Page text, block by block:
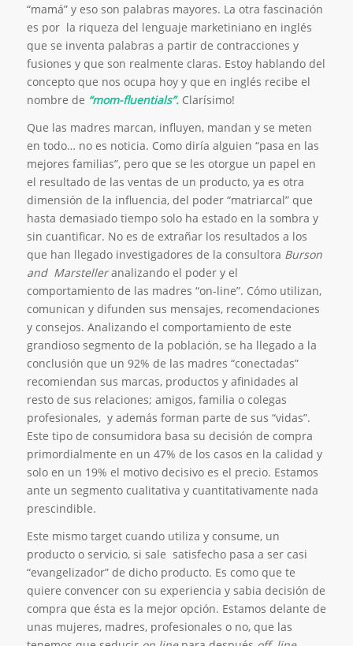
“mamá” y eso son palabras mayores. La otra fascinación
es por la riqueza del lenguaje marketiniano en inglés
que se inventa palabras a partir de contracciones y
fusiones y que son realmente claras. Estoy hablando del
concepto que nos ocupa hoy y que en inglés recibe el
nombre de “mom-fluentials”.Clarísimo!
Que las madres marcan, influyen, mandan y se meten
en todo… no es noticia. Como diría alguien “pasa en las
mejores familias”, pero que se les otorgue un papel en
el resultado de las ventas de un producto, ya es otra
dimensión de la influencia, del poder “matriarcal” que
hasta demasiado tiempo solo ha estado en la sombra y
sin cuantificar. No es de extrañar los resultados a los
que han llegado investigadores de la consultora Burson
and Marstelleranalizando el poder y el
comportamiento de las madres “on-line”. Cómo utilizan,
comunican y difunden sus mensajes, recomendaciones
y consejos. Analizando el comportamiento de este
grandioso segmento de la población, se ha llegado a la
conclusión que un 92% de las madres “conectadas”
recomiendan sus marcas, productos y afinidades al
resto de sus relaciones; amigos, familia o colegas
profesionales, y además forman parte de sus “vidas”.
Este tipo de consumidora basa su decisión de compra
primordialmente en un 47% de los casos en la calidad y
solo en un 19% el motivo decisivo es el precio. Estamos
ante un segmento cualitativa y cuantitativamente nada
prescindible.
Este mismo target cuando utiliza y consume, un
producto o servicio, si sale satisfecho pasa a ser casi
“evangelizador” de dicho producto. Es como que te
quiere convencer con su experiencia y sabia decisión de
compra que ésta es la mejor opción. Estamos delante de
unas mujeres, madres, profesionales o no, que las